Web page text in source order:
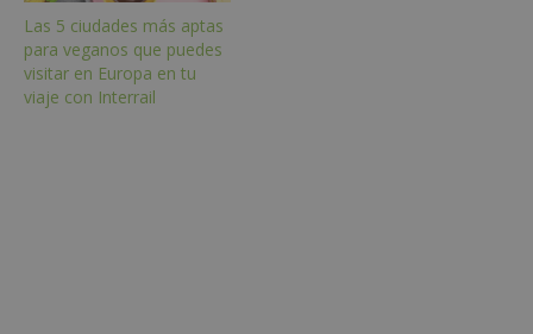
Las 5 ciudades más aptas
para veganos que puedes
visitar en Europa en tu
viaje con Interrail